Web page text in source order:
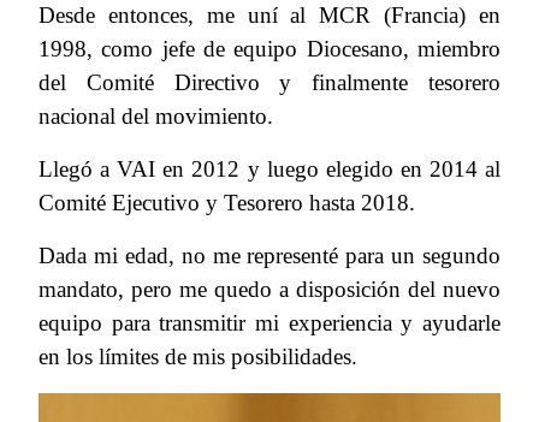
Desde entonces, me uní al MCR (Francia) en
1998, como jefe de equipo Diocesano, miembro
del Comité Directivo y finalmente tesorero
nacional del movimiento.
Llegó a VAI en 2012 y luego elegido en 2014 al
Comité Ejecutivo y Tesorero hasta 2018.
Dada mi edad, no me representé para un segundo
mandato, pero me quedo a disposición del nuevo
equipo para transmitir mi experiencia y ayudarle
en los límites de mis posibilidades.